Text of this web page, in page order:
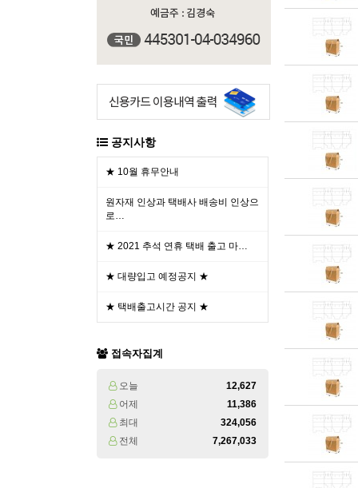
공지사항
★ 10월 휴무안내
원자재 인상과 택배사 배송비 인상으
로…
★ 2021 추석 연휴 택배 출고 마…
★ 대량입고 예정공지 ★
★ 택배출고시간 공지 ★
접속자집계
오늘
12,627
어제
11,386
최대
324,056
전체
7,267,033